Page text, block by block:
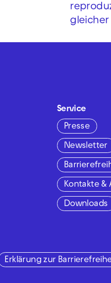
gleicher
Service
Presse
Newsletter
Kontakte &
Downloads
Erklärung zur